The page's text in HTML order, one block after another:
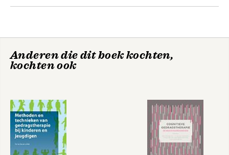
Bekijk alle boeken
Anderen die dit boek kochten,
kochten ook